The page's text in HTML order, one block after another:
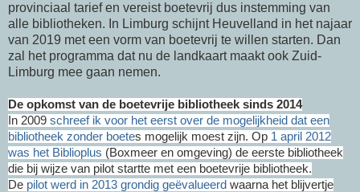
provinciaal tarief en vereist boetevrij dus instemming van
alle bibliotheken. In Limburg schijnt Heuvelland in het najaar
van 2019 met een vorm van boetevrij te willen starten. Dan
zal het programma dat nu de landkaart maakt ook Zuid-
Limburg mee gaan nemen.
De opkomst van de boetevrije bibliotheek sinds 2014
In 2009 schreef ik voor het eerst over de mogelijkheid dat een
bibliotheek zonder boetes mogelijk moest zijn. Op 1 april 2012
was het Biblioplus (Boxmeer en omgeving) de eerste bibliotheek
die bij wijze van pilot startte met een boetevrije bibliotheek.
De pilot werd in 2013 grondig geëvalueerd waarna het blijvertje